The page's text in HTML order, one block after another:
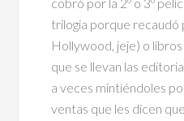
trilogia porque recaudó
Hollywood, jeje) o
que se llevan las
a veces mintiéndoles
ventas que les dicen